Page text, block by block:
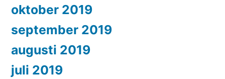
oktober 2019
september 2019
augusti 2019
juli 2019